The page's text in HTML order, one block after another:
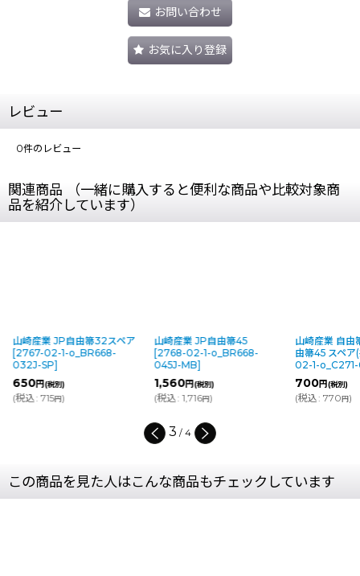
お問い合わせ
お気に入り登録
レビュー
0件のレビュー
関連商品 （一緒に購入すると便利な商品や比較対象商
品を紹介しています）
自由箒32スペア
1-o_BR668-
山崎産業 JP自由箒45
[2768-02-1-o_BR668-
(税別)
円)
山崎産業 自由箒E45用/JP
由箒45 スペア(共通) [
02-1-o_C271-000U-SP]
)
4 / 4
この商品を見た人はこんな商品もチェックしています